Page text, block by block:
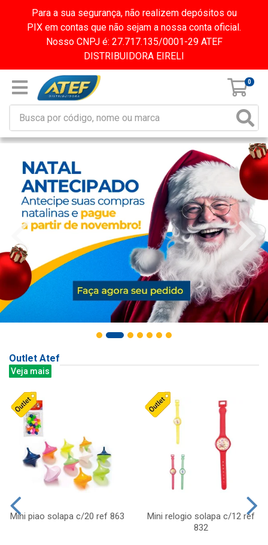
Para a sua segurança, não realizem depósitos ou
PIX em contas que não sejam a nossa conta oficial.
Nosso CNPJ é: 27.717.135/0001-29 ATEF
DISTRIBUIDORA EIRELI
0
Outlet Atef
Veja mais
Mini piao solapa c/20 ref 863
Mini relogio solapa c/12 ref
832